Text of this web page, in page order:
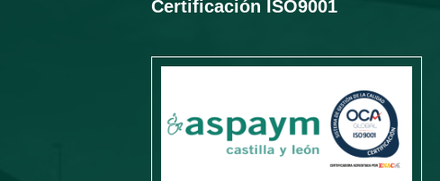
Certificación ISO9001